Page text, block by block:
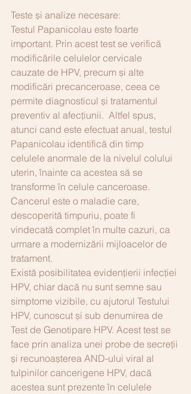
Teste și analize necesare:
Testul Papanicolau este foarte
important. Prin acest test se verifică
modificările celulelor cervicale
cauzate de HPV, precum și alte
modificări precanceroase, ceea ce
permite diagnosticul și tratamentul
preventiv al afecțiunii.  Altfel spus,
atunci cand este efectuat anual, testul
Papanicolau identifică din timp
celulele anormale de la nivelul colului
uterin, înainte ca acestea să se
transforme în celule canceroase.
Cancerul este o maladie care,
descoperită timpuriu, poate fi
vindecată complet în multe cazuri, ca
urmare a modernizării mijloacelor de
tratament.
Există posibilitatea evidențierii infecției
HPV, chiar dacă nu sunt semne sau
simptome vizibile, cu ajutorul Testului
HPV, cunoscut și sub denumirea de
Test de Genotipare HPV. Acest test se
face prin analiza unei probe de secreții
și recunoașterea AND-ului viral al
tulpinilor cancerigene HPV, dacă
acestea sunt prezente în celulele